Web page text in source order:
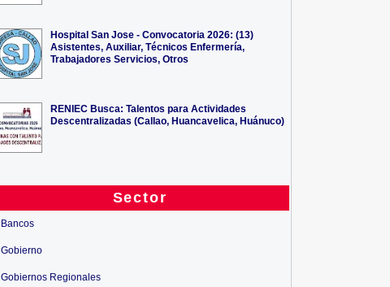
Hospital San Jose - Convocatoria 2026: (13)
Asistentes, Auxiliar, Técnicos Enfermería,
Trabajadores Servicios, Otros
RENIEC Busca: Talentos para Actividades
Descentralizadas (Callao, Huancavelica, Huánuco)
Sector
Bancos
Gobierno
Gobiernos Regionales